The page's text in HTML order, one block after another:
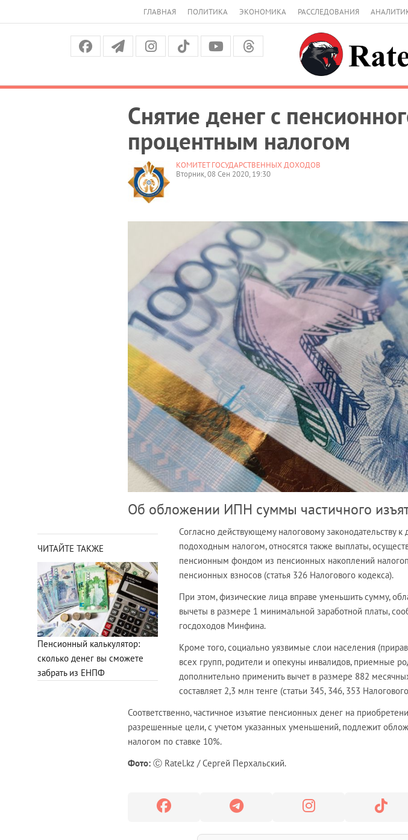
ГЛАВНАЯ ПОЛИТИКА ЭКОНОМИКА РАССЛЕДОВАНИЯ
Снятие денег с
процентным налогом
КОМИТЕТ ГОСУДАРСТВЕННЫХ ДОХОДОВ
Вторник, 08 Сен 2020, 19:30
Об обложении ИПН суммы частичного
ЧИТАЙТЕ ТАКЖЕ
Пенсионный калькулятор:
сколько денег вы сможете
забрать из ЕНПФ
Согласно действующему налоговому законодательству
подоходным налогом, относятся также выплаты,
пенсионным фондом из пенсионных накоплений
пенсионных взносов (статья 326 Налогового кодекса).
При этом, физические лица вправе уменьшить сумму,
вычеты в размере 1 минимальной заработной платы,
госдоходов Минфина.
Кроме того, социально уязвимые слои населения
всех групп, родители и опекуны инвалидов, приемные
дополнительно применить вычет в размере 882
составляет 2,3 млн тенге (статьи 345, 346, 353
Соответственно, частичное изъятие пенсионных денег на
разрешенные цели, с учетом указанных уменьшений, подлежит
налогом по ставке 10%.
Фото: Ⓒ Ratel.kz / Сергей Перхальский.